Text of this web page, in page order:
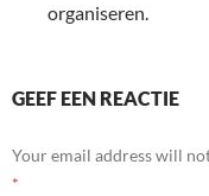
organiseren.
GEEF EEN REACTIE
Your email address will
*